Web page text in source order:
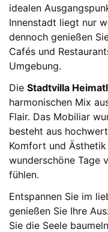
idealen
Innenstadt liegt nur
dennoch genießen
Cafés und
Umgebung.
Die Stadtvilla
harmonischen Mix
Flair. Das Mobiliar
besteht aus
Komfort und
wunderschöne Tage
fühlen.
Entspannen Sie im
genießen Sie Ihre
Sie die Seele